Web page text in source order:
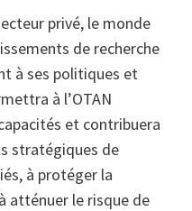
privé, le monde
de recherche
à ses politiques et
à l’OTAN
et contribuera
stratégiques de
à protéger la
atténuer le risque de